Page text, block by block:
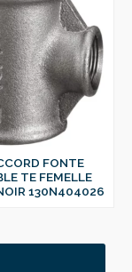
FONTE
TE FEMELLE
130N404026